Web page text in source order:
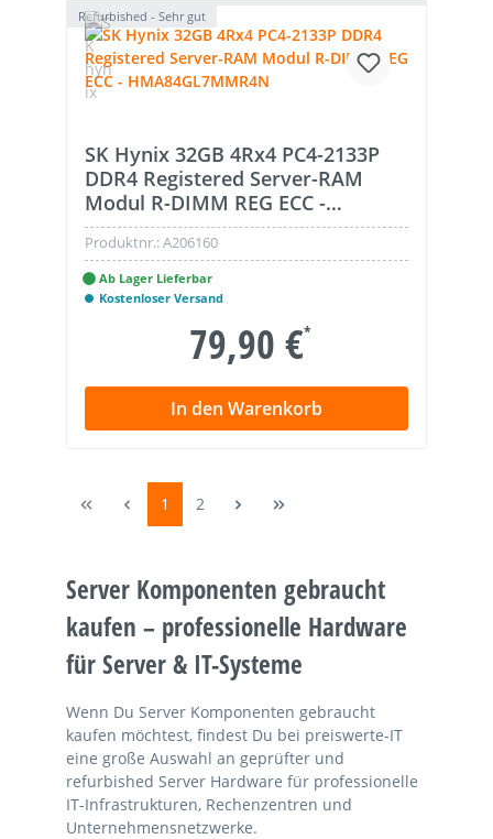
Refurbished - Sehr gut
SK Hynix 32GB 4Rx4 PC4-2133P
DDR4 Registered Server-RAM
Modul R-DIMM REG ECC -
HMA84GL7MMR4N
Produktnr.:A206160
Ab Lager Lieferbar
Kostenloser Versand
79,90 €*
In den Warenkorb
1 2
Server Komponenten gebraucht
kaufen – professionelle Hardware
für Server & IT-Systeme
Wenn Du Server Komponenten gebraucht
kaufen möchtest, findest Du bei preiswerte-IT
eine große Auswahl an geprüfter und
refurbished Server Hardware für professionelle
IT-Infrastrukturen, Rechenzentren und
Unternehmensnetzwerke.